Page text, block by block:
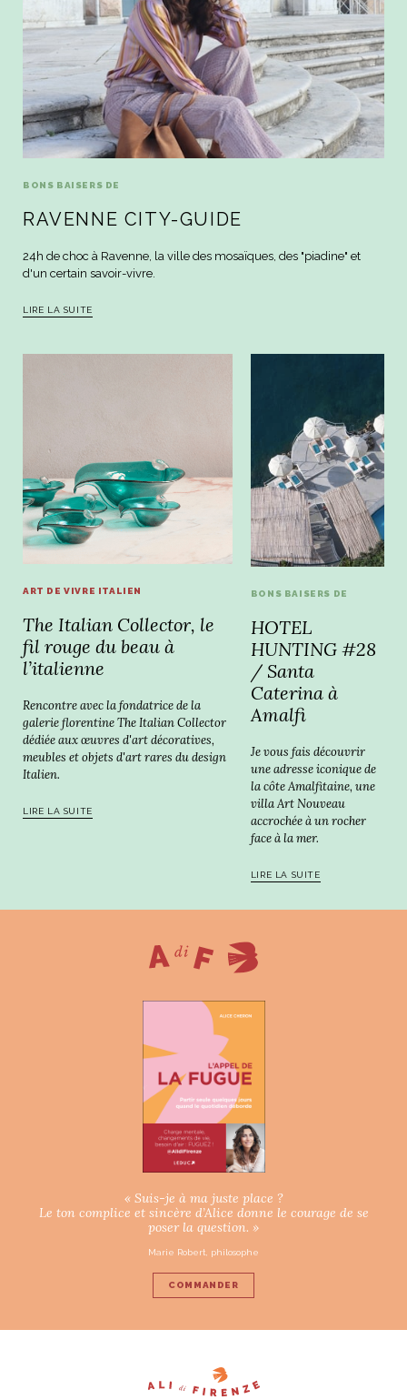
BONS BAISERS DE
RAVENNE CITY-GUIDE
24h de choc à Ravenne, la ville des mosaïques, des "piadine" et
d'un certain savoir-vivre.
LIRE LA SUITE
ART DE VIVRE ITALIEN
The Italian Collector, le
fil rouge du beau à
l’italienne
Rencontre avec la fondatrice de la
galerie florentine The Italian Collector
dédiée aux œuvres d'art décoratives,
meubles et objets d'art rares du design
Italien.
LIRE LA SUITE
BONS BAISERS DE
HOTEL
HUNTING #28
/ Santa
Caterina à
Amalfi
Je vous fais découvrir
une adresse iconique de
la côte Amalfitaine, une
villa Art Nouveau
accrochée à un rocher
face à la mer.
LIRE LA SUITE
« Suis-je à ma juste place ?
Le ton complice et sincère d’Alice donne le courage de se
poser la question. »
Marie Robert, philosophe
COMMANDER